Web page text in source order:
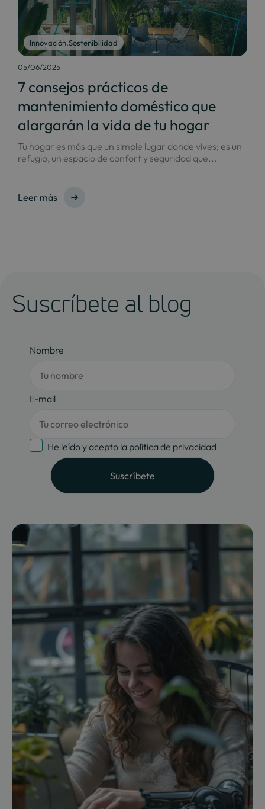
Innovación,Sostenibilidad
05/06/2025
7 consejos prácticos de
mantenimiento doméstico que
alargarán la vida de tu hogar
Tu hogar es más que un simple lugar donde vives; es un
refugio, un espacio de confort y seguridad que...
Leer más
Suscríbete al blog
Nombre
E-mail
He leído y acepto la política de privacidad